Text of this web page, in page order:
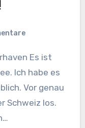
Ich habe es
Vor genau
Schweiz los.